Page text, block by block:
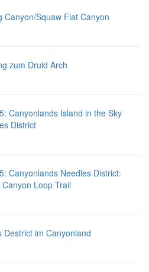
Canyon/Squaw Flat Canyon
zum Druid Arch
Canyonlands Island in the Sky
District
Canyonlands Needles District:
Loop Trail
im Canyonland